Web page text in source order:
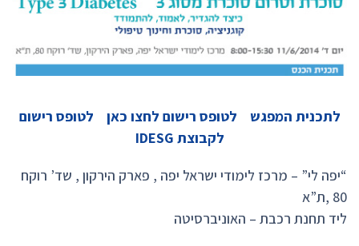
לתכנית המפגש לטופס רישום לחצו כאן
לטופס רישום
לקבוצת IDESG
“יפה לי” – מרכז לימודי ישראל יפה , פארק הירקון , שד’ רוקח
80 ,ת”א
ליד תחנת רכבת – האוניברסיטה